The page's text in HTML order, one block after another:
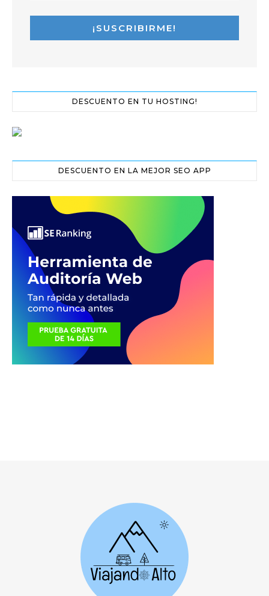
DESCUENTO EN TU HOSTING!
DESCUENTO EN LA MEJOR SEO APP